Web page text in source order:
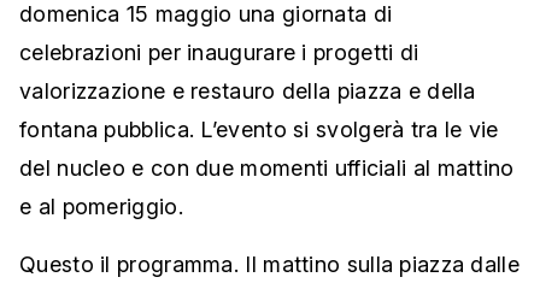
domenica 15 maggio una giornata di
celebrazioni per inaugurare i progetti di
valorizzazione e restauro della piazza e della
fontana pubblica. L’evento si svolgerà tra le vie
del nucleo e con due momenti ufficiali al mattino
e al pomeriggio.
Questo il programma. Il mattino sulla piazza dalle